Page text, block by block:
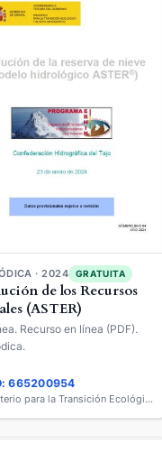
· 2024 GRATUITA
de los Recursos
(ASTER)
Recurso en línea (PDF).
665200954
Ministerio para la Transición Ecológica y el Reto Demográfico